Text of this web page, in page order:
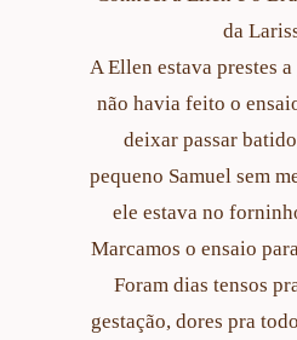
da
A Ellen estava prestes
não havia feito o
deixar passar
pequeno Samuel sem
ele estava no
Marcamos o ensaio
Foram dias tensos
gestação, dores pra